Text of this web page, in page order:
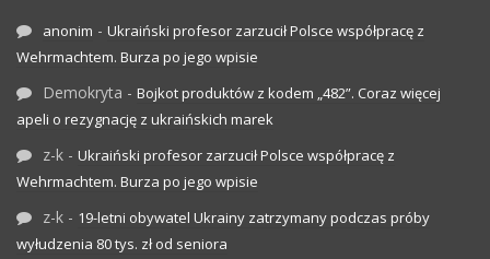
anonim - Ukraiński profesor zarzucił Polsce współpracę z
Wehrmachtem. Burza po jego wpisie
Demokryta - Bojkot produktów z kodem „482”. Coraz więcej
apeli o rezygnację z ukraińskich marek
z-k - Ukraiński profesor zarzucił Polsce współpracę z
Wehrmachtem. Burza po jego wpisie
z-k - 19-letni obywatel Ukrainy zatrzymany podczas próby
wyłudzenia 80 tys. zł od seniora